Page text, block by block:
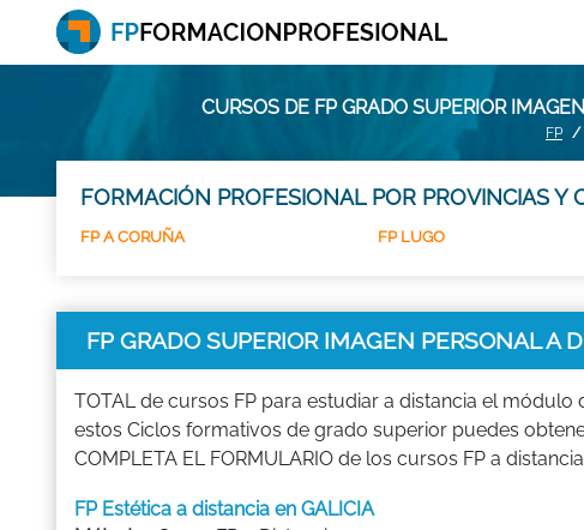
CURSOS DE FP GRADO SUPERIOR
FP
FORMACIÓN PROFESIONAL POR PROVINCIAS Y
FP A CORUÑA FP LUGO
FP GRADO SUPERIOR IMAGEN PERSONAL A
TOTAL de cursos FP para estudiar a distancia el
estos Ciclos formativos de grado superior puedes
COMPLETA EL FORMULARIO de los cursos FP a
FP Estética a distancia en GALICIA